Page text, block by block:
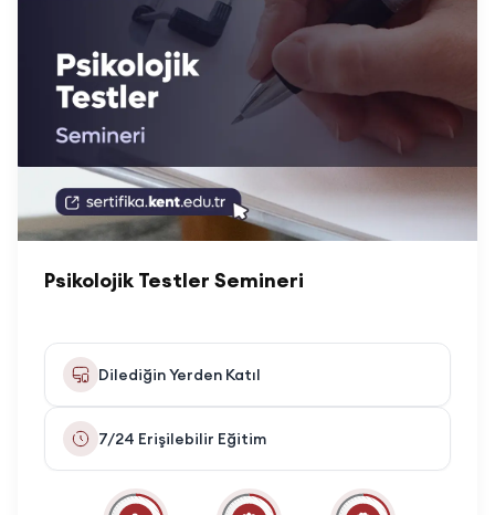
Psikolojik Testler Semineri
Dilediğin Yerden Katıl
7/24 Erişilebilir Eğitim